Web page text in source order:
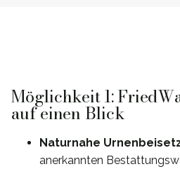
Möglichkeit 1:
auf einen Blick
Naturnahe
anerkannten